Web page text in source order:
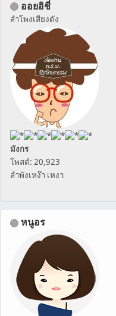
ออยอิชี่
ลำโพงเสียงดัง
มังกร
โพสต์: 20,923
ลำพังเหง๊า เหงา
หนูอร